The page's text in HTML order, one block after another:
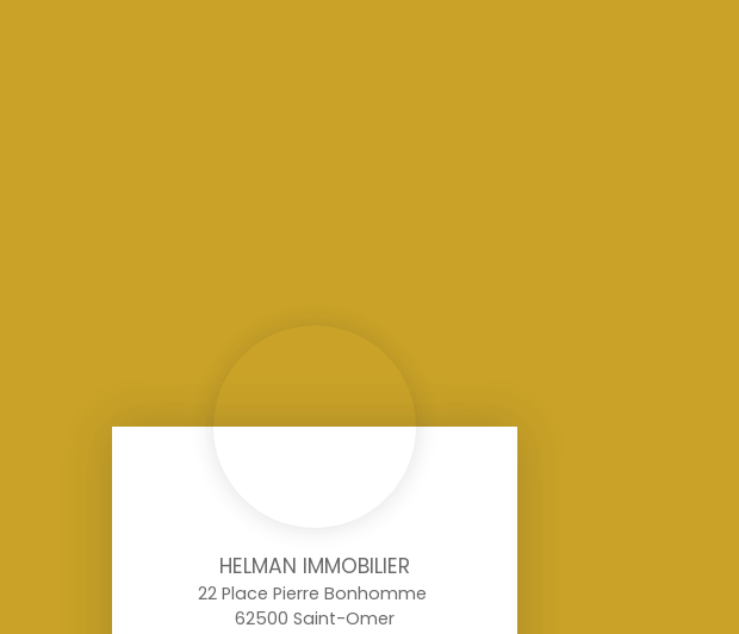
HELMAN IMMOBILIER
22 Place Pierre Bonhomme
62500 Saint-Omer